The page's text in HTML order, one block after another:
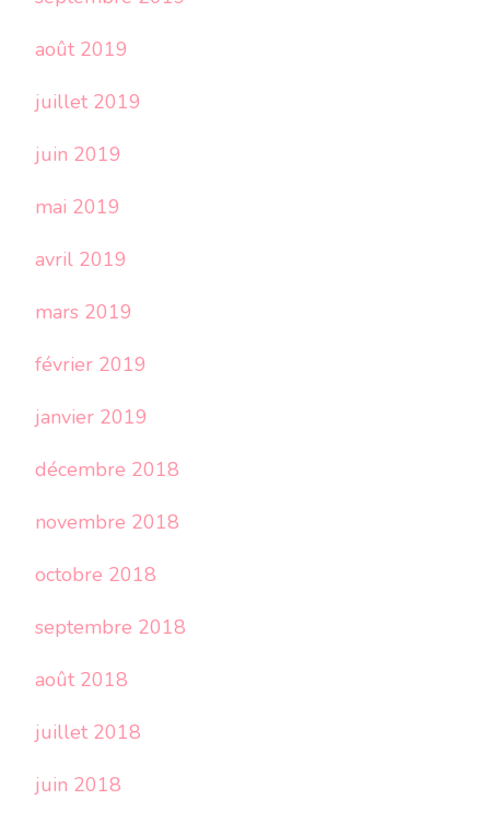
août 2019
juillet 2019
juin 2019
mai 2019
avril 2019
mars 2019
février 2019
janvier 2019
décembre 2018
novembre 2018
octobre 2018
septembre 2018
août 2018
juillet 2018
juin 2018